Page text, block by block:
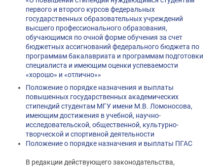
первого и второго курсов федеральных
государственных образовательных учреждений
высшего профессионального образования,
обучающимся по очной форме обучения за счет
бюджетных ассигнований федерального бюджета по
программам бакалавриата и программам подготовки
специалиста и имеющим оценки успеваемости
«хорошо» и «отлично»»
Положение о порядке назначения и выплаты
повышенных государственных академических
стипендий студентам МГУ имени М.В. Ломоносова,
имеющим достижения в учебной, научно-
исследовательской, общественной, культурно-
творческой и спортивной деятельности
Положение о порядке назначения и выплаты ПГАС
В редакции действующего законодательства,